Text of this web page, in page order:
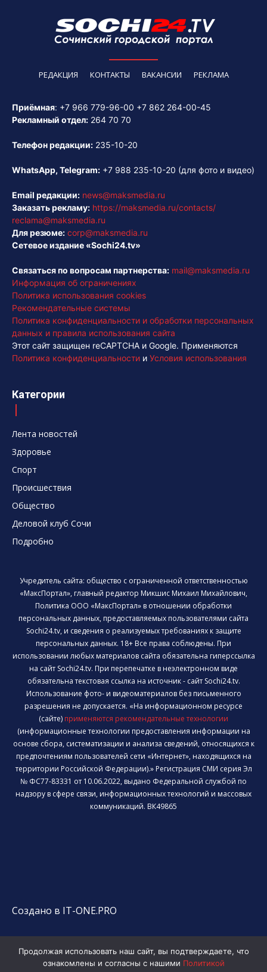
РЕДАКЦИЯ КОНТАКТЫ ВАКАНСИИ РЕКЛАМА
Приёмная: +7 966 779-96-00 +7 862 264-00-45
Рекламный отдел: 264 70 70
Телефон редакции: 235-10-20
WhatsApp, Telegram: +7 988 235-10-20 (для фото и видео)
Email редакции: news@maksmedia.ru
Заказать рекламу: https://maksmedia.ru/contacts/
reclama@maksmedia.ru
Для резюме: corp@maksmedia.ru
Сетевое издание «Sochi24.tv»
Связаться по вопросам партнерства: mail@maksmedia.ru
Информация об ограничениях
Политика использования cookies
Рекомендательные системы
Политика конфиденциальности и обработки персональных
данных и правила использования сайта
Этот сайт защищен reCAPTCHA и Google. Применяются
Политика конфиденциальности и Условия использования
Категории
Лента новостей
Здоровье
Спорт
Происшествия
Общество
Деловой клуб Сочи
Подробно
Учредитель сайта: общество с ограниченной ответственностью
«МаксПортал», главный редактор Микшис Михаил Михайлович,
Политика ООО «МаксПортал» в отношении обработки
персональных данных, предоставляемых пользователями сайта
Sochi24.tv, и сведения о реализуемых требованиях к защите
персональных данных. 18+ Все права соблюдены. При
использовании любых материалов сайта обязательна гиперссылка
на сайт Sochi24.tv. При перепечатке в неэлектронном виде
обязательна текстовая ссылка на источник - сайт Sochi24.tv.
Использование фото- и видеоматериалов без письменного
разрешения не допускается. «На информационном ресурсе
(сайте) применяются рекомендательные технологии
(информационные технологии предоставления информации на
основе сбора, систематизации и анализа сведений, относящихся к
предпочтениям пользователей сети «Интернет», находящихся на
территории Российской Федерации).» Регистрация СМИ серия Эл
№ ФС77-83331 от 10.06.2022, выдано Федеральной службой по
надзору в сфере связи, информационных технологий и массовых
коммуникаций. ВК49865
Создано в IT-ONE.PRO
Продолжая использовать наш сайт, вы подтверждаете, что
ознакомлены и согласны с нашими Политикой